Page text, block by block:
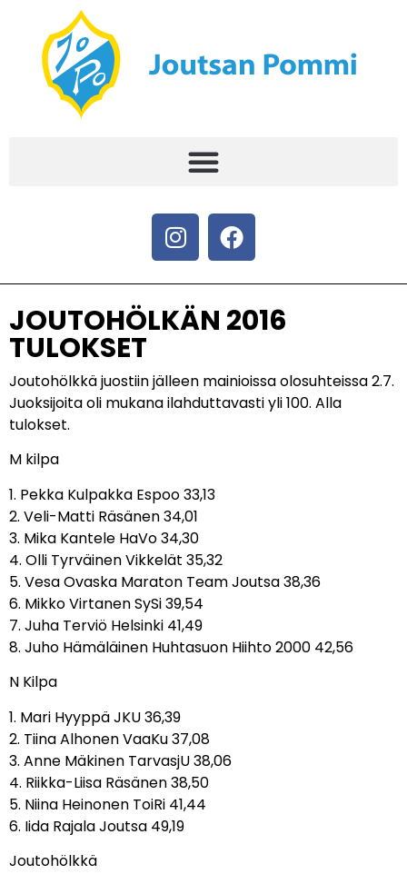
JOUTOHÖLKÄN 2016
TULOKSET
Joutohölkkä juostiin jälleen mainioissa olosuhteissa 2.7.
Juoksijoita oli mukana ilahduttavasti yli 100. Alla
tulokset.
M kilpa
1. Pekka Kulpakka Espoo 33,13
2. Veli-Matti Räsänen 34,01
3. Mika Kantele HaVo 34,30
4. Olli Tyrväinen Vikkelät 35,32
5. Vesa Ovaska Maraton Team Joutsa 38,36
6. Mikko Virtanen SySi 39,54
7. Juha Terviö Helsinki 41,49
8. Juho Hämäläinen Huhtasuon Hiihto 2000 42,56
N Kilpa
1. Mari Hyyppä JKU 36,39
2. Tiina Alhonen VaaKu 37,08
3. Anne Mäkinen TarvasjU 38,06
4. Riikka-Liisa Räsänen 38,50
5. Niina Heinonen ToiRi 41,44
6. Iida Rajala Joutsa 49,19
Joutohölkkä